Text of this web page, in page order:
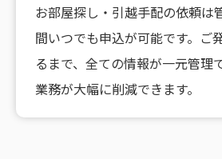
お部屋探し・引越手配の依頼は
間いつでも申込が可能です。ご
るまで、全ての情報が一元管理
業務が大幅に削減できます。